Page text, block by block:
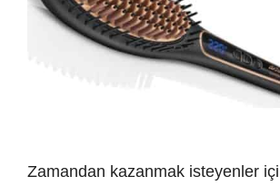
Zamandan kazanmak isteyenler